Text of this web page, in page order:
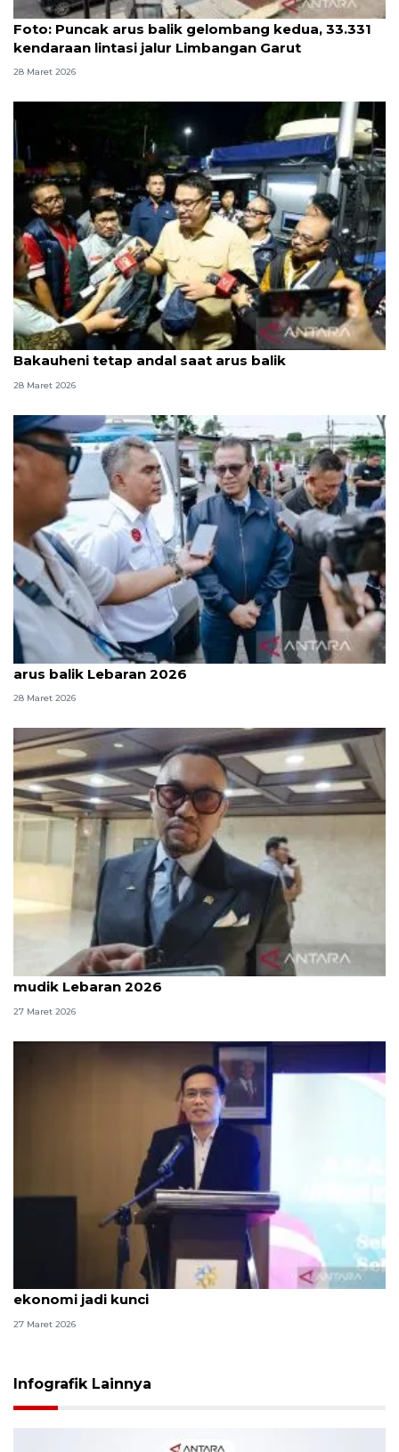
Foto
Foto: Puncak arus balik gelombang kedua, 33.331
kendaraan lintasi jalur Limbangan Garut
28 Maret 2026
Wamenkomdigi sebut jaringan di Pelabuhan
Bakauheni tetap andal saat arus balik
28 Maret 2026
Kemkomdigi pastikan jaringan tetap stabil saat
arus balik Lebaran 2026
28 Maret 2026
Komisi III DPR: Polri sudah kerja maksimal atur
mudik Lebaran 2026
27 Maret 2026
Migrasi penduduk pascamudik tinggi, pemerataan
ekonomi jadi kunci
27 Maret 2026
Infografik Lainnya